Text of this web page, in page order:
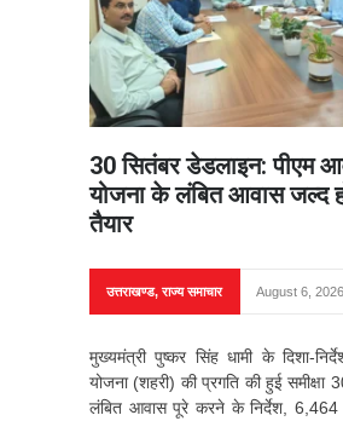
30 सितंबर डेडलाइन: पीएम
योजना के लंबित आवास जल्द
तैयार
उत्तराखण्ड,राज्य समाचार August 6, 2026
मुख्यमंत्री पुष्कर सिंह धामी के दिशा-
योजना (शहरी) की प्रगति की हुई समीक्षा
लंबित आवास पूरे करने के निर्देश, 6,464